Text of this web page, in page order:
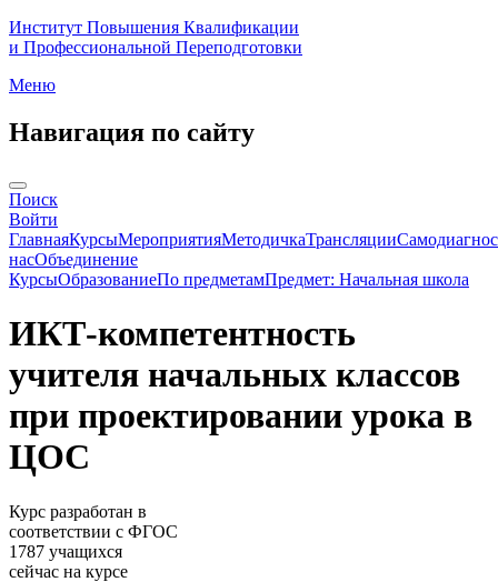
Институт Повышения Квалификации
и Профессиональной Переподготовки
Меню
Навигация по сайту
Поиск
Войти
ГлавнаяКурсыМероприятияМетодичкаТрансляции
насОбъединение
КурсыОбразованиеПо предметамПредмет: Начальная школа
ИКТ-компетентность
учителя начальных классов
при проектировании урока в
ЦОС
Курс разработан в
соответствии с ФГОС
1787 учащихся
сейчас на курсе